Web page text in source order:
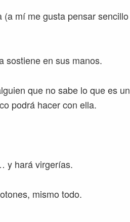
mí me gusta pensar sencillo
sostiene en sus manos.
que no sabe lo que es un
podrá hacer con ella.
y hará virgerías.
mismo todo.